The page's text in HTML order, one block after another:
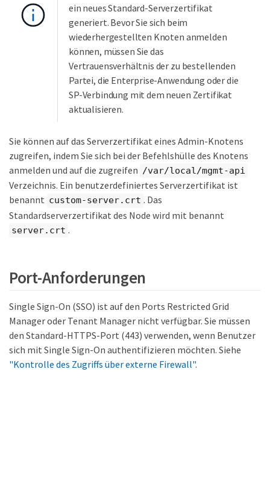
ein neues Standard-Serverzertifikat
generiert. Bevor Sie sich beim
wiederhergestellten Knoten anmelden
können, müssen Sie das
Vertrauensverhältnis der zu bestellenden
Partei, die Enterprise-Anwendung oder die
SP-Verbindung mit dem neuen Zertifikat
aktualisieren.
Sie können auf das Serverzertifikat eines Admin-Knotens
zugreifen, indem Sie sich bei der Befehlshülle des Knotens
anmelden und auf die zugreifen /var/local/mgmt-api
Verzeichnis. Ein benutzerdefiniertes Serverzertifikat ist
benannt custom-server.crt . Das
Standardserverzertifikat des Node wird mit benannt
server.crt .
Port-Anforderungen
Single Sign-On (SSO) ist auf den Ports Restricted Grid
Manager oder Tenant Manager nicht verfügbar. Sie müssen
den Standard-HTTPS-Port (443) verwenden, wenn Benutzer
sich mit Single Sign-On authentifizieren möchten. Siehe
"Kontrolle des Zugriffs über externe Firewall".